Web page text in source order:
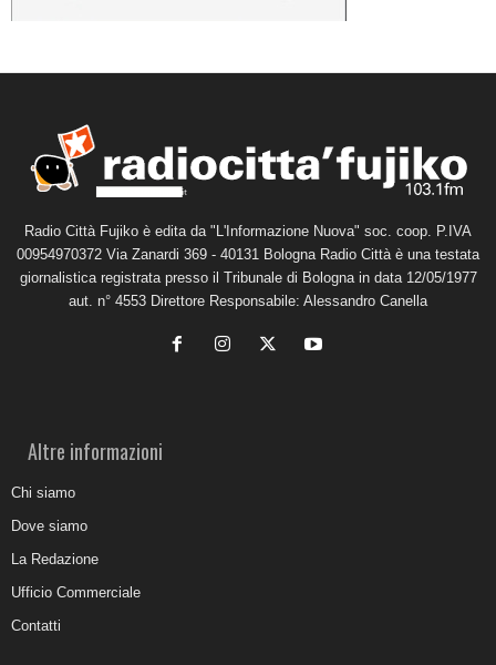
Radio Città Fujiko è edita da "L'Informazione Nuova" soc. coop. P.IVA
00954970372 Via Zanardi 369 - 40131 Bologna Radio Città è una testata
giornalistica registrata presso il Tribunale di Bologna in data 12/05/1977
aut. n° 4553 Direttore Responsabile: Alessandro Canella
Altre informazioni
Chi siamo
Dove siamo
La Redazione
Ufficio Commerciale
Contatti